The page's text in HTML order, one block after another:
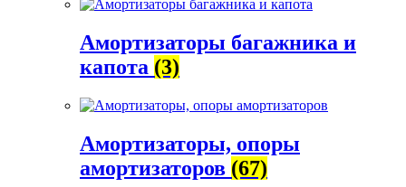
Амортизаторы багажника и
капота (3)
Амортизаторы, опоры
амортизаторов (67)